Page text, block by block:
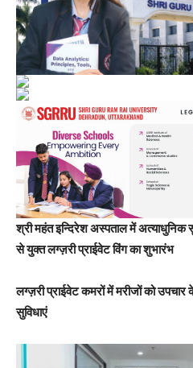
श्री महंत इन्दिरेश अस्पताल में अत्याधुनिक
से युक्त लग्ज़री प्राईवेट विंग का शुभारंभ
लग्ज़री प्राईवेट कमरों में मरीजों को
सुविधाएं